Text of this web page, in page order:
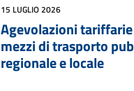
15 LUGLIO 2026
Agevolazioni
mezzi di trasporto
regionale e locale